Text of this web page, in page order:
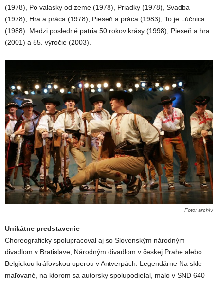
(1978), Po valasky od zeme (1978), Priadky (1978), Svadba
(1978), Hra a práca (1978), Pieseň a práca (1983), To je Lúčnica
(1988). Medzi posledné patria 50 rokov krásy (1998), Pieseň a hra
(2001) a 55. výročie (2003).
Foto: archív
Unikátne predstavenie
Choreograficky spolupracoval aj so Slovenským národným
divadlom v Bratislave, Národným divadlom v českej Prahe alebo
Belgickou kráľovskou operou v Antverpách. Legendárne Na skle
maľované, na ktorom sa autorsky spolupodieľal, malo v SND 640